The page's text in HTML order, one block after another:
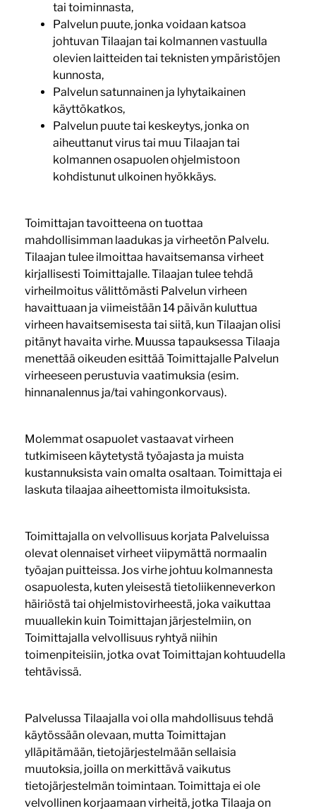
tai toiminnasta,
Palvelun puute, jonka voidaan katsoa
johtuvan Tilaajan tai kolmannen vastuulla
olevien laitteiden tai teknisten ympäristöjen
kunnosta,
Palvelun satunnainen ja lyhytaikainen
käyttökatkos,
Palvelun puute tai keskeytys, jonka on
aiheuttanut virus tai muu Tilaajan tai
kolmannen osapuolen ohjelmistoon
kohdistunut ulkoinen hyökkäys.
Toimittajan tavoitteena on tuottaa
mahdollisimman laadukas ja virheetön Palvelu.
Tilaajan tulee ilmoittaa havaitsemansa virheet
kirjallisesti Toimittajalle. Tilaajan tulee tehdä
virheilmoitus välittömästi Palvelun virheen
havaittuaan ja viimeistään 14 päivän kuluttua
virheen havaitsemisesta tai siitä, kun Tilaajan olisi
pitänyt havaita virhe. Muussa tapauksessa Tilaaja
menettää oikeuden esittää Toimittajalle Palvelun
virheeseen perustuvia vaatimuksia (esim.
hinnanalennus ja/tai vahingonkorvaus).
Molemmat osapuolet vastaavat virheen
tutkimiseen käytetystä työajasta ja muista
kustannuksista vain omalta osaltaan. Toimittaja ei
laskuta tilaajaa aiheettomista ilmoituksista.
Toimittajalla on velvollisuus korjata Palveluissa
olevat olennaiset virheet viipymättä normaalin
työajan puitteissa. Jos virhe johtuu kolmannesta
osapuolesta, kuten yleisestä tietoliikenneverkon
häiriöstä tai ohjelmistovirheestä, joka vaikuttaa
muuallekin kuin Toimittajan järjestelmiin, on
Toimittajalla velvollisuus ryhtyä niihin
toimenpiteisiin, jotka ovat Toimittajan kohtuudella
tehtävissä.
Palvelussa Tilaajalla voi olla mahdollisuus tehdä
käytössään olevaan, mutta Toimittajan
ylläpitämään, tietojärjestelmään sellaisia
muutoksia, joilla on merkittävä vaikutus
tietojärjestelmän toimintaan. Toimittaja ei ole
velvollinen korjaamaan virheitä, jotka Tilaaja on